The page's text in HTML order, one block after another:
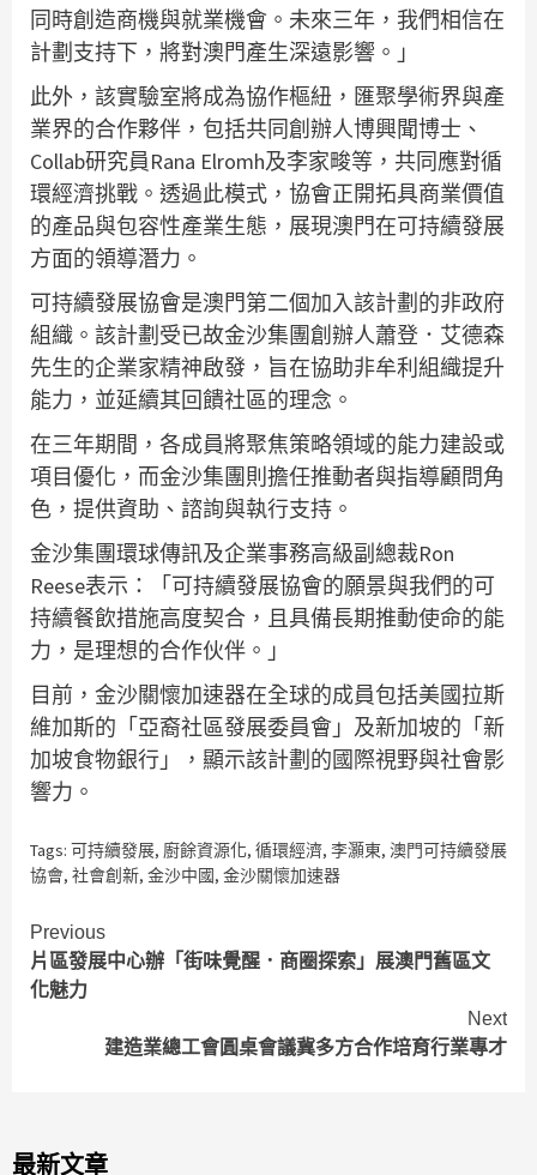
同時創造商機與就業機會。未來三年，我們相信在
計劃支持下，將對澳門產生深遠影響。」
此外，該實驗室將成為協作樞紐，匯聚學術界與產
業界的合作夥伴，包括共同創辦人博興聞博士、
Collab研究員Rana Elromh及李家畯等，共同應對循
環經濟挑戰。透過此模式，協會正開拓具商業價值
的產品與包容性產業生態，展現澳門在可持續發展
方面的領導潛力。
可持續發展協會是澳門第二個加入該計劃的非政府
組織。該計劃受已故金沙集團創辦人蕭登．艾德森
先生的企業家精神啟發，旨在協助非牟利組織提升
能力，並延續其回饋社區的理念。
在三年期間，各成員將聚焦策略領域的能力建設或
項目優化，而金沙集團則擔任推動者與指導顧問角
色，提供資助、諮詢與執行支持。
金沙集團環球傳訊及企業事務高級副總裁Ron
Reese表示：「可持續發展協會的願景與我們的可
持續餐飲措施高度契合，且具備長期推動使命的能
力，是理想的合作伙伴。」
目前，金沙關懷加速器在全球的成員包括美國拉斯
維加斯的「亞裔社區發展委員會」及新加坡的「新
加坡食物銀行」，顯示該計劃的國際視野與社會影
響力。
Tags: 可持續發展, 廚餘資源化, 循環經濟, 李灝東, 澳門可持續發展
協會, 社會創新, 金沙中國, 金沙關懷加速器
Continue
Reading
Previous
片區發展中心辦「街味覺醒．商圈探索」展澳門舊區文
化魅力
Next
建造業總工會圓桌會議冀多方合作培育行業專才
最新文章